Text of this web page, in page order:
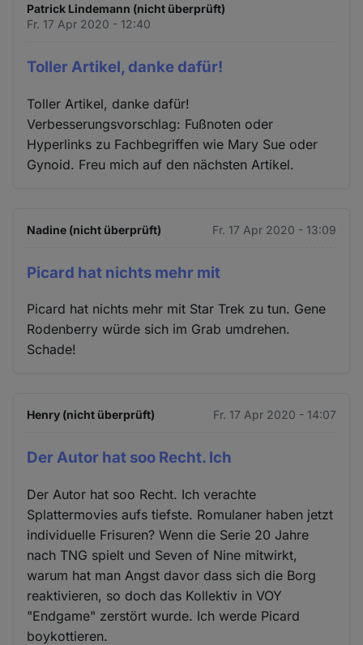
Patrick Lindemann (nicht überprüft)
Fr. 17 Apr 2020 - 12:40
Toller Artikel, danke dafür!
Toller Artikel, danke dafür!
Verbesserungsvorschlag: Fußnoten oder
Hyperlinks zu Fachbegriffen wie Mary Sue oder
Gynoid. Freu mich auf den nächsten Artikel.
Nadine (nicht überprüft) Fr. 17 Apr 2020 - 13:09
Picard hat nichts mehr mit
Picard hat nichts mehr mit Star Trek zu tun. Gene
Rodenberry würde sich im Grab umdrehen.
Schade!
Henry (nicht überprüft) Fr. 17 Apr 2020 - 14:07
Der Autor hat soo Recht. Ich
Der Autor hat soo Recht. Ich verachte
Splattermovies aufs tiefste. Romulaner haben jetzt
individuelle Frisuren? Wenn die Serie 20 Jahre
nach TNG spielt und Seven of Nine mitwirkt,
warum hat man Angst davor dass sich die Borg
reaktivieren, so doch das Kollektiv in VOY
"Endgame" zerstört wurde. Ich werde Picard
boykottieren.